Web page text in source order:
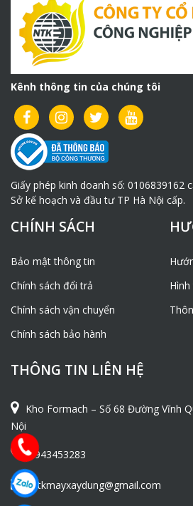
Kênh thông tin của chúng tôi
Giấy phép kinh doanh số: 0106839162
Sở kế hoạch và đầu tư TP Hà Nội cấp.
CHÍNH SÁCH
Bảo mật thông tin
Chính sách đổi trả
Chính sách vận chuyển
Chính sách bảo hành
THÔNG TIN LIÊN HỆ
Kho Formach – Số 68 Đường Vĩnh
Nội
0943453283
ntkmayxaydung@gmail.com